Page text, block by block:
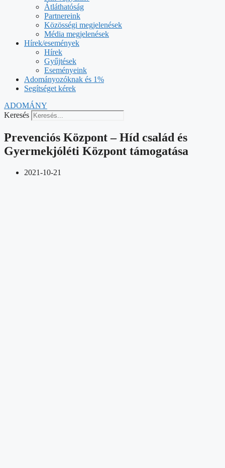
Átláthatóság
Partnereink
Közösségi megjelenések
Média megjelenések
Hírek/események
Hírek
Gyűjtések
Eseményeink
Adományozóknak és 1%
Segítséget kérek
ADOMÁNY
Keresés
Prevenciós Központ – Híd család és
Gyermekjóléti Központ támogatása
2021-10-21